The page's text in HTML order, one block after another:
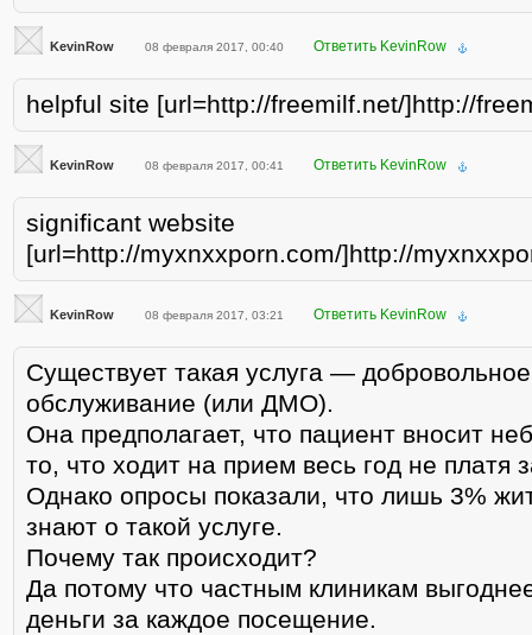
KevinRow 08 февраля 2017, 00:40 Ответить KevinRow
helpful site [url=http://freemilf.net/]http://
KevinRow 08 февраля 2017, 00:41 Ответить KevinRow
significant website
[url=http://myxnxxporn.com/]http://
KevinRow 08 февраля 2017, 03:21 Ответить KevinRow
Существует такая услуга —
обслуживание (или ДМО).
Она предполагает, что пациент вносит
то, что ходит на прием весь год не платя
Однако опросы показали, что лишь 3%
знают о такой услуге.
Почему так происходит?
Да потому что частным клиникам
деньги за каждое посещение.